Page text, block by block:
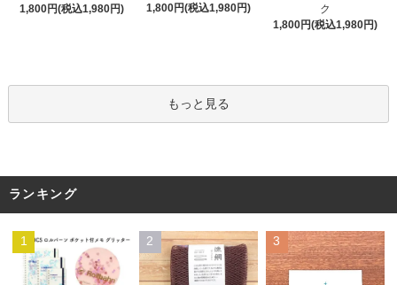
1,800円(税込1,980円)
1,800円(税込1,980円)
ク
1,800円(税込1,980円)
もっと見る
ランキング
1 2 3